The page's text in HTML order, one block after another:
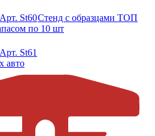
Арт. St60Стенд с образцами ТОП
по 10 шт
Арт. St61
авто